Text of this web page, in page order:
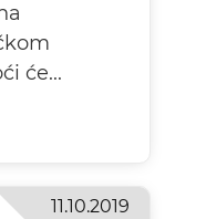
će...
11.10.2019